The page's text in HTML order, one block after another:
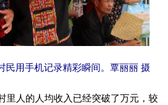
民用手机记录精彩瞬间。覃丽丽 摄
人的人均收入已经突破了万元，较